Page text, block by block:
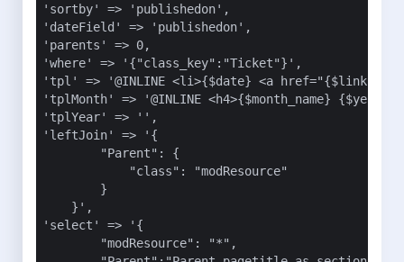
'sortby' => 'publishedon',
'dateField' => 'publishedon',
'parents' => 0,
'where' => '{"class_key":"Ticket"}',
'tpl' => '@INLINE <li>{$date} <a
'tplMonth' => '@INLINE <h4>{$month_name}
'tplYear' => '',
'leftJoin' => '{
        "Parent": {
            "class": "modResource"
        }
    }',
'select' => '{
        "modResource": "*",